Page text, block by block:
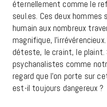
éternellement comme le
seul.es. Ces deux
humain aux nombreux
magnifique,
déteste, le craint, le
psychanalistes comme
regard que l’on porte sur
est-il toujours dangereux ?